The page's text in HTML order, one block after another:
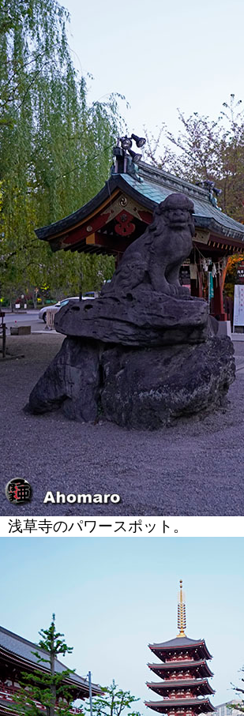
浅草寺のパワースポット。